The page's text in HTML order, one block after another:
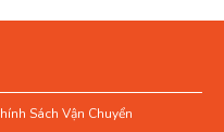
Sách Vận Chuyển